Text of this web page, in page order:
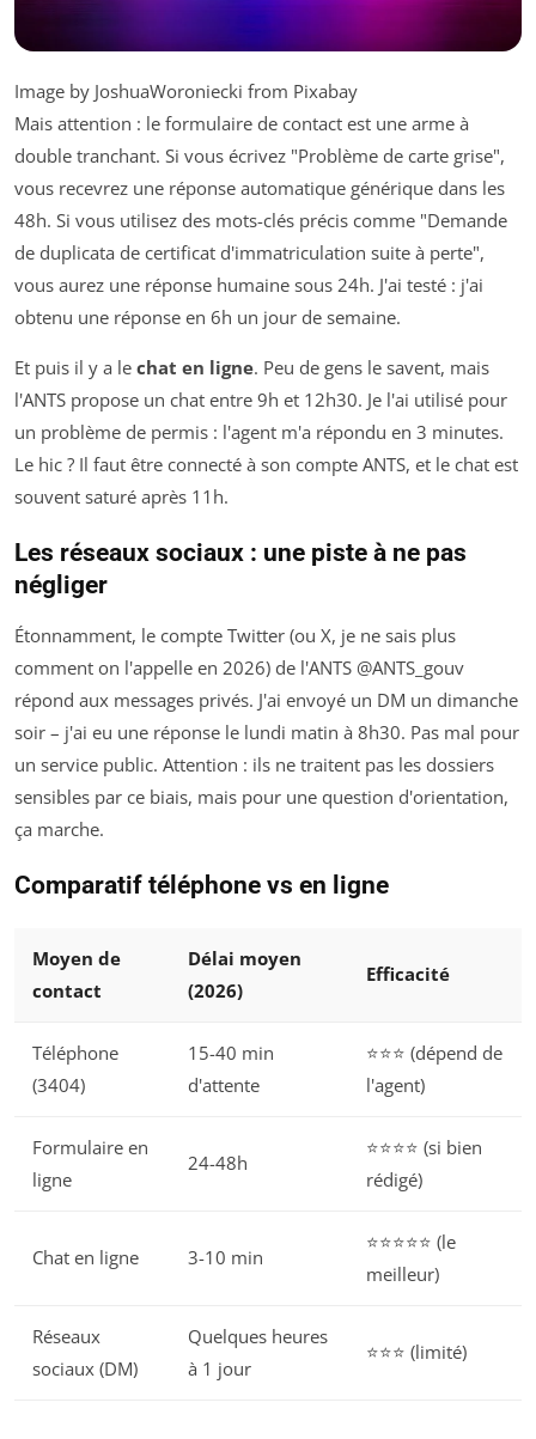
Image by JoshuaWoroniecki from Pixabay
Mais attention : le formulaire de contact est une arme à
double tranchant. Si vous écrivez "Problème de carte grise",
vous recevrez une réponse automatique générique dans les
48h. Si vous utilisez des mots-clés précis comme "Demande
de duplicata de certificat d'immatriculation suite à perte",
vous aurez une réponse humaine sous 24h. J'ai testé : j'ai
obtenu une réponse en 6h un jour de semaine.
Et puis il y a le chat en ligne. Peu de gens le savent, mais
l'ANTS propose un chat entre 9h et 12h30. Je l'ai utilisé pour
un problème de permis : l'agent m'a répondu en 3 minutes.
Le hic ? Il faut être connecté à son compte ANTS, et le chat est
souvent saturé après 11h.
Les réseaux sociaux : une piste à ne pas
négliger
Étonnamment, le compte Twitter (ou X, je ne sais plus
comment on l'appelle en 2026) de l'ANTS @ANTS_gouv
répond aux messages privés. J'ai envoyé un DM un dimanche
soir – j'ai eu une réponse le lundi matin à 8h30. Pas mal pour
un service public. Attention : ils ne traitent pas les dossiers
sensibles par ce biais, mais pour une question d'orientation,
ça marche.
Comparatif téléphone vs en ligne
Moyen de
contact
Délai moyen
(2026)
Efficacité
Téléphone
(3404)
15-40 min
d'attente
⭐⭐⭐ (dépend de
l'agent)
Formulaire en
ligne
24-48h
⭐⭐⭐⭐ (si bien
rédigé)
Chat en ligne 3-10 min
⭐⭐⭐⭐⭐ (le
meilleur)
Réseaux
sociaux (DM)
Quelques heures
à 1 jour
⭐⭐⭐ (limité)